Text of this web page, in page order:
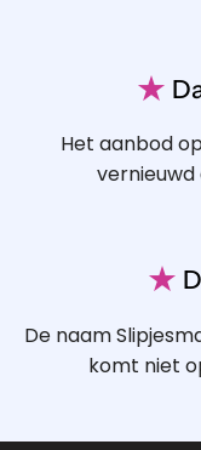
★
Het aanbod
★
De naam
komt niet